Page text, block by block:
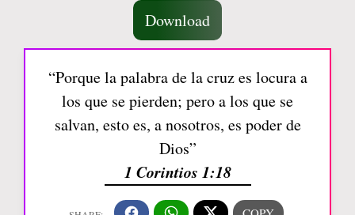
Download
“Porque la palabra de la cruz es locura a
los que se pierden; pero a los que se
salvan, esto es, a nosotros, es poder de
Dios”
1 Corintios 1:18